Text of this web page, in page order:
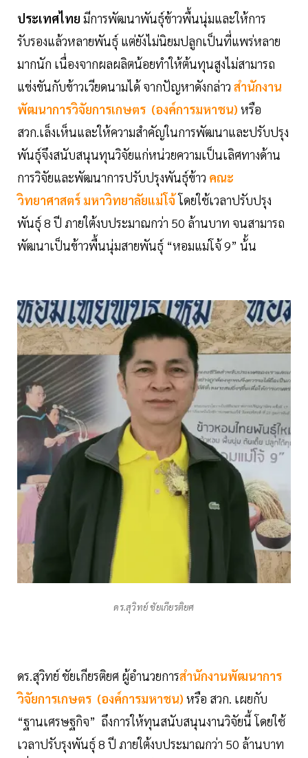
ประเทศไทย มีการพัฒนาพันธุ์ข้าวพื้นนุ่มและให้การ
รับรองแล้วหลายพันธุ์ แต่ยังไม่นิยมปลูกเป็นที่แพร่หลาย
มากนัก เนื่องจากผลผลิตน้อยทำให้ต้นทุนสูงไม่สามารถ
แข่งขันกับข้าวเวียดนามได้ จากปัญหาดังกล่าว สำนักงาน
พัฒนาการวิจัยการเกษตร (องค์การมหาชน) หรือ
สวก.เล็งเห็นและให้ความสำคัญในการพัฒนาและปรับปรุง
พันธุ์จึงสนับสนุนทุนวิจัยแก่หน่วยความเป็นเลิศทางด้าน
การวิจัยและพัฒนาการปรับปรุงพันธุ์ข้าว คณะ
วิทยาศาสตร์ มหาวิทยาลัยแม่โจ้โดยใช้เวลาปรับปรุง
พันธุ์ 8 ปี ภายใต้งบประมาณกว่า 50 ล้านบาท จนสามารถ
พัฒนาเป็นข้าวพื้นนุ่มสายพันธุ์ “หอมแม่โจ้ 9” น้้น
ดร.สุวิทย์ ชัยเกียรติยศ
ดร.สุวิทย์ ชัยเกียรติยศ ผู้อำนวยการสำนักงานพัฒนาการ
วิจัยการเกษตร (องค์การมหาชน) หรือ สวก. เผยกับ
“ฐานเศรษฐกิจ” ถึงการให้ทุนสนับสนุนงานวิจัยนี้ โดยใช้
เวลาปรับรุงพันธุ์ 8 ปี ภายใต้งบประมาณกว่า 50 ล้านบาท